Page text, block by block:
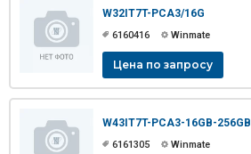
W32IT7T-PCA3/16G
6160416 Winmate
Цена по запросу
W43IT7T-PCA3-16GB-256GB
6161305 Winmate